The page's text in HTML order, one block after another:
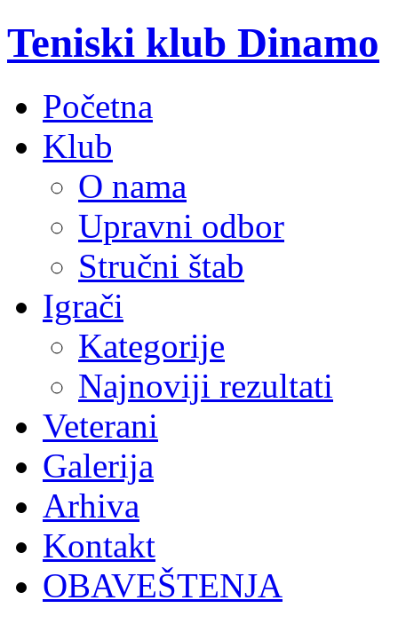
Teniski klub Dinamo
Početna
Klub
O nama
Upravni odbor
Stručni štab
Igrači
Kategorije
Najnoviji rezultati
Veterani
Galerija
Arhiva
Kontakt
OBAVEŠTENJA